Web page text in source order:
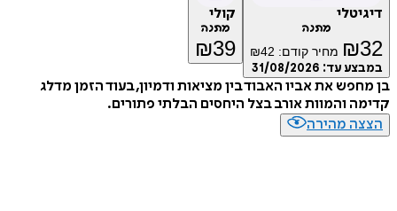
דיגיטלי
מתנה
₪32 מחיר קודם: ₪42
במבצע עד: 31/08/2026
קולי
מתנה
₪39
בן מחפש את אביו האבוד בין מציאות ודמיון, בעוד הזמן מדלג
קדימה והמוות אורב בצל היחסים הבלתי פתורים.
הצצה מהירה